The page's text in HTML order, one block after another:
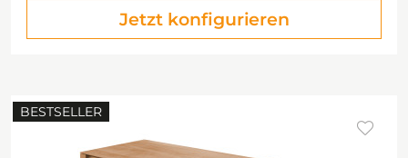
Jetzt konfigurieren
BESTSELLER